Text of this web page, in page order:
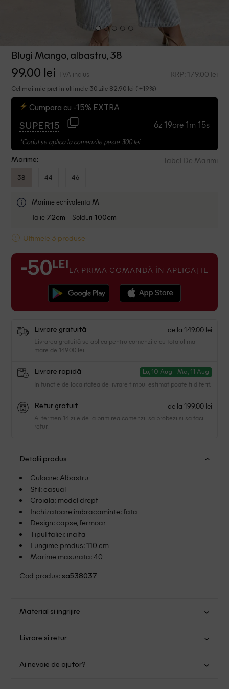
Blugi Mango, albastru, 38
99.00 lei TVA inclus RRP: 179.00 lei
Cel mai mic pret in ultimele 30 zile 82.90 lei ( +19%)
Cumpara cu -15% EXTRA
SUPER15 6z 19ore 1m 14s
*Codul se aplica la comenzile peste 300 lei
Marime: Tabel De Marimi
38 44 46
Marime echivalenta M
Talie 72cm Solduri 100cm
Ultimele 3 produse
-50 LEI LA PRIMA COMANDĂ ÎN APLICAȚIE
Livrare gratuită de la 149.00 lei
Livrarea gratuită se aplica pentru comenzile cu totalul mai
mare de 149.00 lei
Livrare rapidă Lu, 10 Aug - Ma, 11 Aug
In functie de localitatea de livrare timpul estimat poate fi diferit.
Retur gratuit de la 199.00 lei
Ai termen 14 zile de la primirea comenzii sa probezi si sa faci
retur.
Detalii produs
Culoare: Albastru
Stil: casual
Croiala: model drept
Inchizatoare imbracaminte: fata
Design: capse, fermoar
Tipul taliei: inalta
Lungime produs: 110 cm
Marime masurata: 40
Cod produs: sa538037
Material si ingrijire
Nu folositi inalbitor
Nu uscati in uscator
Livrare si retur
mare de 149.00 lei.
Ai nevoie de ajutor?